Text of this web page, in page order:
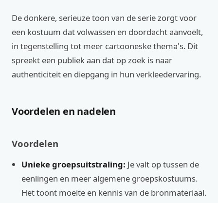
De donkere, serieuze toon van de serie zorgt voor
een kostuum dat volwassen en doordacht aanvoelt,
in tegenstelling tot meer cartooneske thema's. Dit
spreekt een publiek aan dat op zoek is naar
authenticiteit en diepgang in hun verkleedervaring.
Voordelen en nadelen
Voordelen
Unieke groepsuitstraling: Je valt op tussen de
eenlingen en meer algemene groepskostuums.
Het toont moeite en kennis van de bronmateriaal.